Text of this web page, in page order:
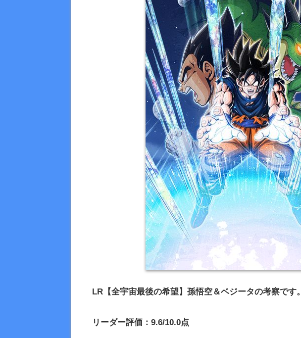
LR【全宇宙最後の希望】孫悟空＆ベジータの考察です。
リーダー評価：9.6/10.0点